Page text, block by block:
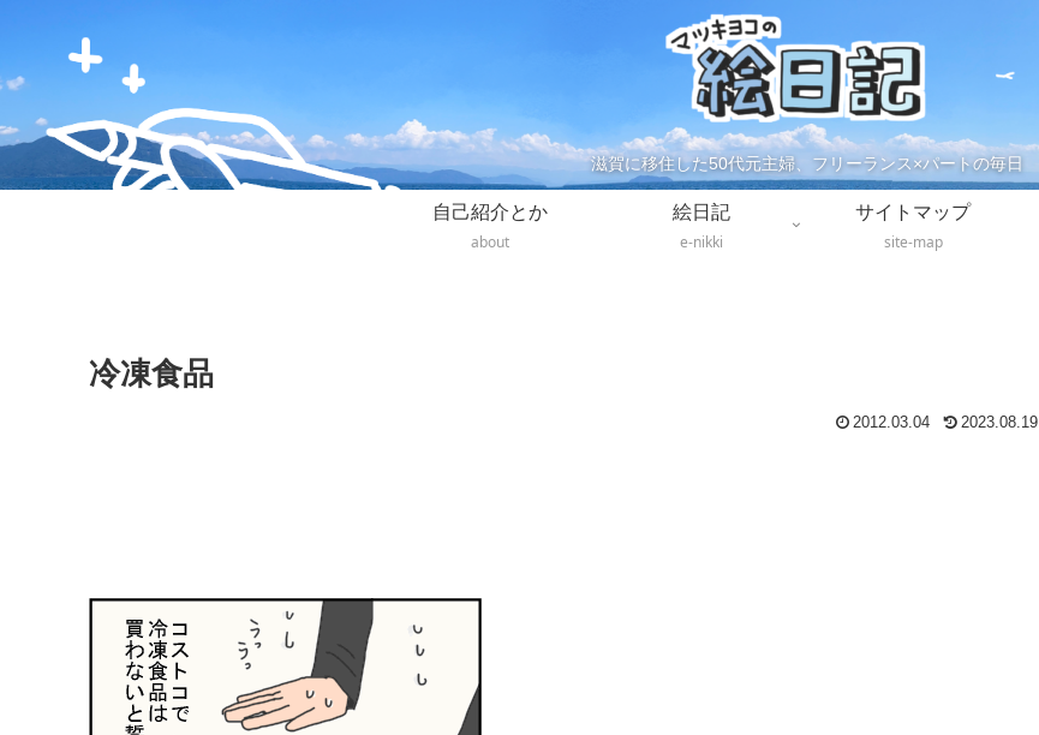
滋賀に移住した50代元主婦、フリーランス×パートの毎日
自己紹介とか
about
絵日記
e-nikki
サイトマップ
site-map
冷凍食品
2012.03.04 2023.08.19